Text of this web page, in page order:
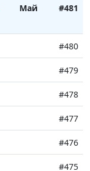
Май #481
#480
#479
#478
#477
#476
#475